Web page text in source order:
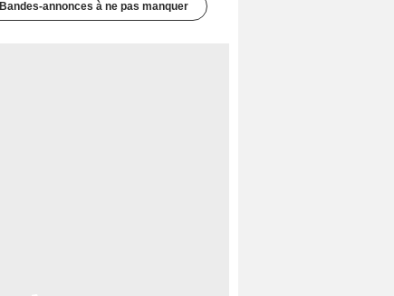
Bandes-annonces à ne pas manquer